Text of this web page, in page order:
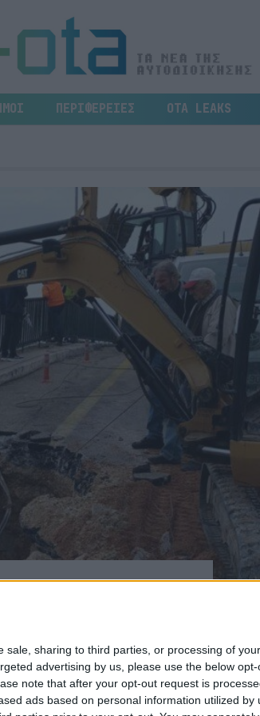
sale, sharing to third parties, or processing of
advertising by us, please use the below
note that after your opt-out request is
ads based on personal information utilized by
ΠΕΡΙΦΕΡΕΙΕΣ OTA LEAKS
το
νερού.